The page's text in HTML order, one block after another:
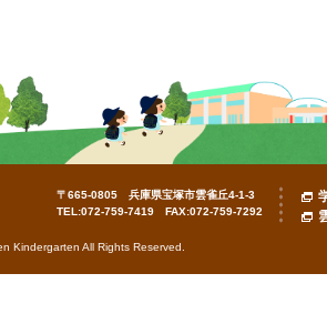
〒665-0805 兵庫県宝塚市雲雀丘4-1-3
TEL:072-759-7419 FAX:072-759-7292
Kindergarten All Rights Reserved.